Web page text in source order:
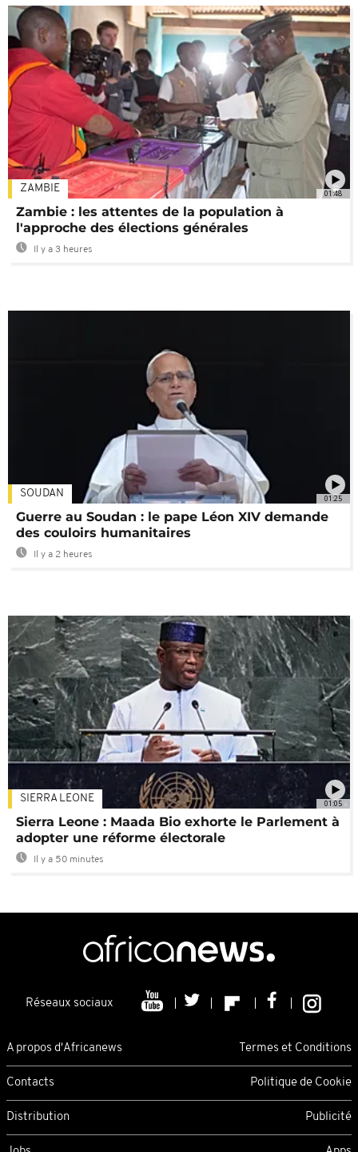
01:48
ZAMBIE
Zambie : les attentes de la population à
l'approche des élections générales
Il y a 3 heures
01:25
SOUDAN
Guerre au Soudan : le pape Léon XIV demande
des couloirs humanitaires
Il y a 2 heures
01:05
SIERRA LEONE
Sierra Leone : Maada Bio exhorte le Parlement à
adopter une réforme électorale
Il y a 50 minutes
Réseaux sociaux
A propos d'Africanews Termes et Conditions
Contacts Politique de Cookie
Distribution Publicité